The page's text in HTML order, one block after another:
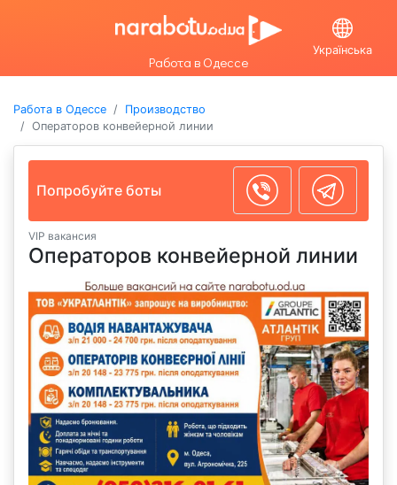
Работа в Одессе
Українська
Работа в Одессе
Производство
Операторов конвейерной линии
Попробуйте боты
VIP вакансия
Операторов конвейерной линии